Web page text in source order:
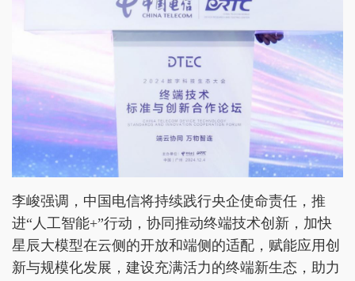
李峻强调，中国电信将持续践行央企使命责任，推
进“人工智能+”行动，协同推动终端技术创新，加快
星辰大模型在云侧的开放和端侧的适配，赋能应用创
新与规模化发展，建设充满活力的终端新生态，助力